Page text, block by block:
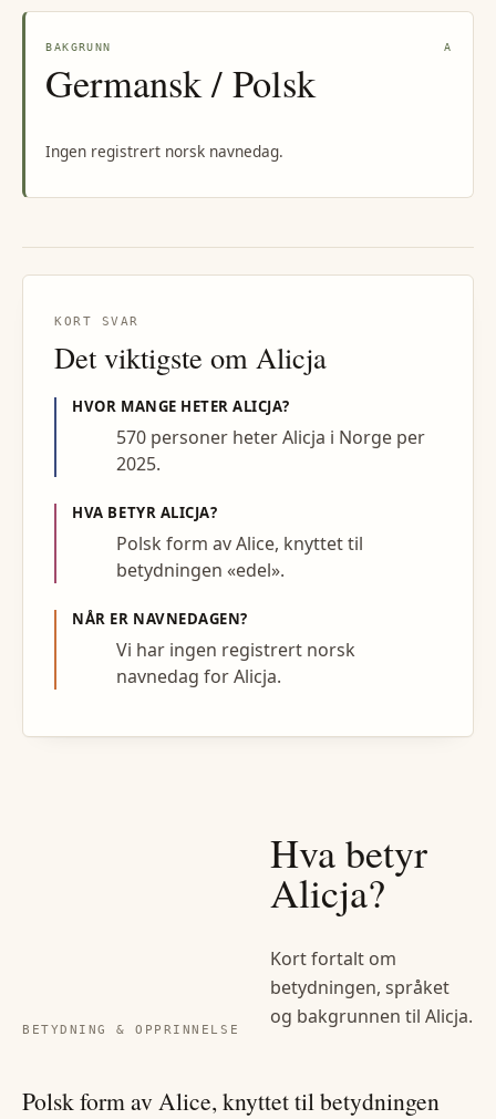
BAKGRUNN A
Germansk / Polsk
Ingen registrert norsk navnedag.
KORT SVAR
Det viktigste om Alicja
HVOR MANGE HETERALICJA?
570 personer heter Alicja i Norge per
2025.
HVA BETYR ALICJA?
Polsk form av Alice, knyttet til
betydningen «edel».
NÅR ER NAVNEDAGEN?
Vi har ingen registrert norsk
navnedag for Alicja.
BETYDNING & OPPRINNELSE
Hva betyr
Alicja?
Kort fortalt om
betydningen, språket
og bakgrunnen til Alicja.
Polsk form av Alice, knyttet til betydningen